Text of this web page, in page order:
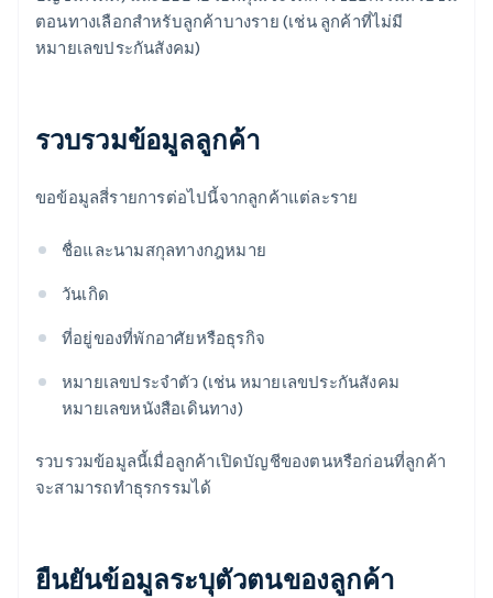
ตอนทางเลือกสำหรับลูกค้าบางราย (เช่น ลูกค้าที่ไม่มี
หมายเลขประกันสังคม)
รวบรวมข้อมูลลูกค้า
ขอข้อมูลสี่รายการต่อไปนี้จากลูกค้าแต่ละราย
ชื่อและนามสกุลทางกฎหมาย
วันเกิด
ที่อยู่ของที่พักอาศัยหรือธุรกิจ
หมายเลขประจำตัว (เช่น หมายเลขประกันสังคม
หมายเลขหนังสือเดินทาง)
รวบรวมข้อมูลนี้เมื่อลูกค้าเปิดบัญชีของตนหรือก่อนที่ลูกค้า
จะสามารถทำธุรกรรมได้
ยืนยันข้อมูลระบุตัวตนของลูกค้า